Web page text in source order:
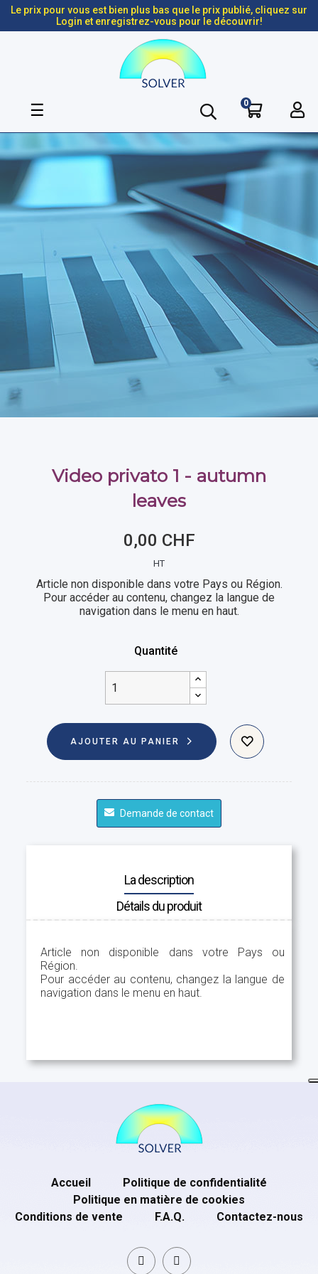
Le prix pour vous est bien plus bas que le prix publié, cliquez sur
Login et enregistrez-vous pour le découvrir!
Basculer
navigation
☰ 0
Video privato 1 - autumn
leaves
0,00 CHF
HT
Article non disponible dans votre Pays ou Région.
Pour accéder au contenu, changez la langue de
navigation dans le menu en haut.
Quantité
AJOUTER AU PANIER
Demande de contact
La description
Détails du produit
Article non disponible dans votre Pays ou
Région.
Pour accéder au contenu, changez la langue de
navigation dans le menu en haut.
Accueil
Politique de confidentialité
Politique en matière de cookies
Conditions de vente
F.A.Q. Contactez-nous